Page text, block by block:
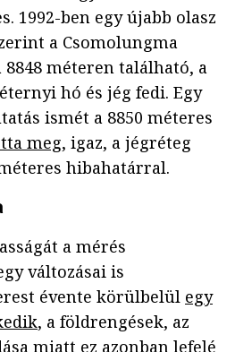
1992-ben egy újabb olasz
a Csomolungma
méteren található, a
hó és jég fedi. Egy
ismét a 8850 méteres
meg, igaz, a jégréteg
hibahatárral.
a mérés
változásai is
évente körülbelül egy
, a földrengések, az
miatt ez azonban lefelé